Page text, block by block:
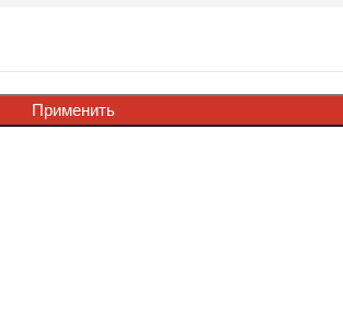
Применить